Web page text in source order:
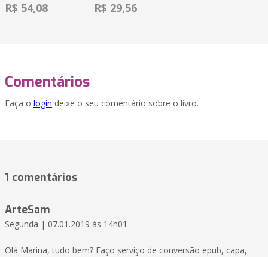
R$ 54,08 R$ 29,56
Comentários
Faça o login deixe o seu comentário sobre o livro.
1 comentários
ArteSam
Segunda | 07.01.2019 às 14h01
Olá Marina, tudo bem? Faço serviço de conversão epub, capa,